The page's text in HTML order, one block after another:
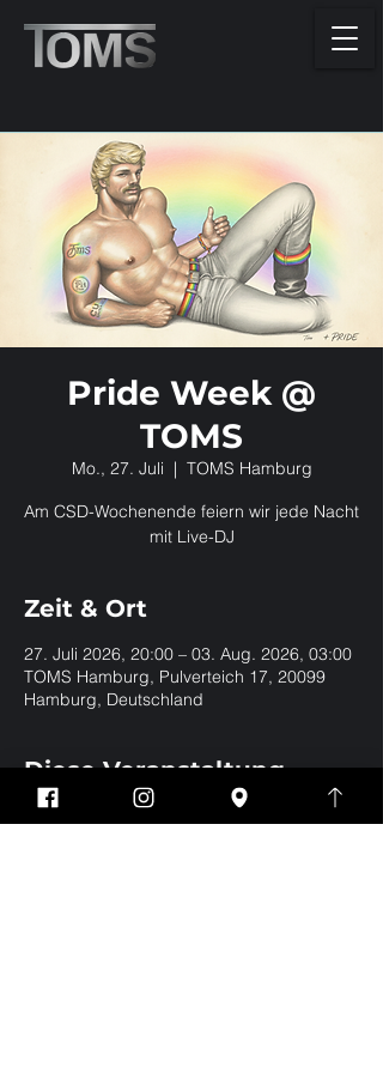
Pride Week @
TOMS
Mo., 27. Juli
  |
TOMS Hamburg
Am CSD-Wochenende feiern wir jede Nacht
mit Live-DJ
Zeit & Ort
27. Juli 2026, 20:00 – 03. Aug. 2026, 03:00
TOMS Hamburg, Pulverteich 17, 20099
Hamburg, Deutschland
Diese Veranstaltung
teilen